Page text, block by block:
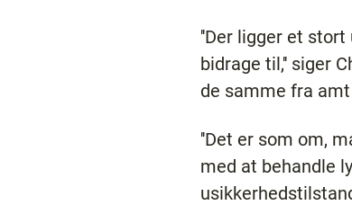
''Der ligger et
bidrage til,'' siger
de samme fra
''Det er som om,
med at behandle